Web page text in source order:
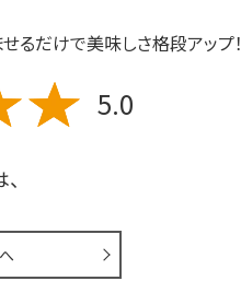
るだけで美味しさ格段アップ！
5.0